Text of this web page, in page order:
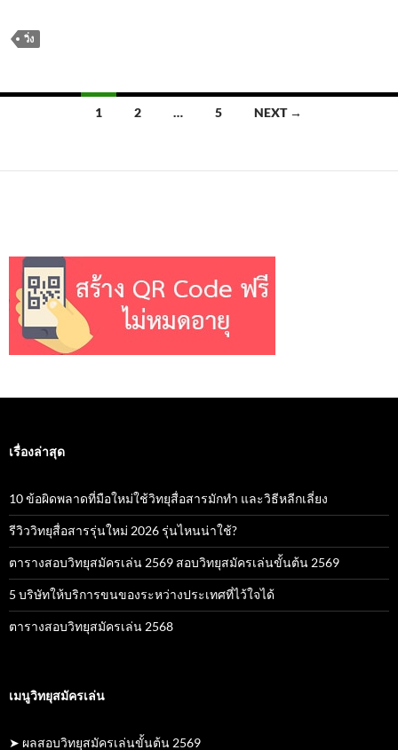
วิ่ง
1 2 … 5 NEXT →
เรื่องล่าสุด
10 ข้อผิดพลาดที่มือใหม่ใช้วิทยุสื่อสารมักทำ และวิธีหลีกเลี่ยง
รีวิววิทยุสื่อสารรุ่นใหม่ 2026 รุ่นไหนน่าใช้?
ตารางสอบวิทยุสมัครเล่น 2569 สอบวิทยุสมัครเล่นขั้นต้น 2569
5 บริษัทให้บริการขนของระหว่างประเทศที่ไว้ใจได้
ตารางสอบวิทยุสมัครเล่น 2568
เมนูวิทยุสมัครเล่น
➤ ผลสอบวิทยุสมัครเล่นขั้นต้น 2569